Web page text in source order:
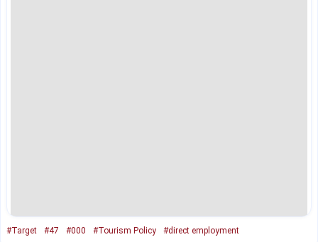
#Target #47 #000 #Tourism Policy #direct employment